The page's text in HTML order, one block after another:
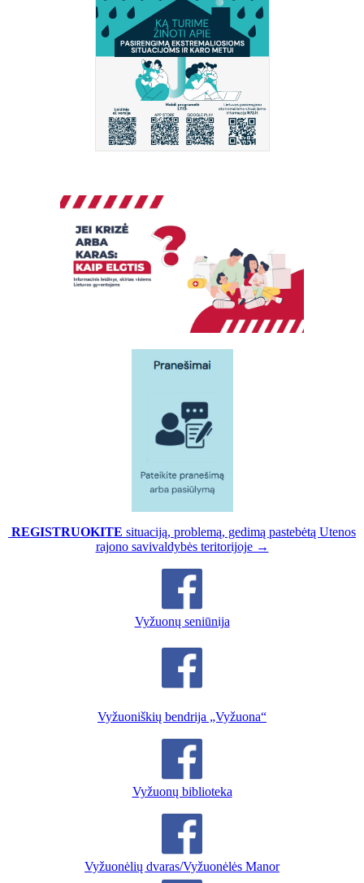
REGISTRUOKITE situaciją, problemą, gedimą pastebėtą Utenos
rajono savivaldybės teritorijoje →
Vyžuonų seniūnija
Vyžuoniškių bendrija „Vyžuona“
Vyžuonų biblioteka
Vyžuonėlių dvaras/Vyžuonėlės Manor